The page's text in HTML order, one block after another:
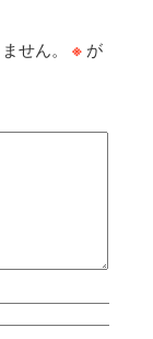
せん。 ※ が